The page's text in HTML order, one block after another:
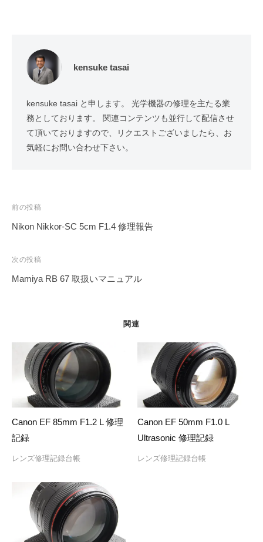
kensuke tasai
kensuke tasai と申します。 光学機器の修理を主たる業
務としております。 関連コンテンツも並行して配信させ
て頂いておりますので、リクエストございましたら、お
気軽にお問い合わせ下さい。
投
稿
ビ
ゲ
ン
前の投稿
Nikon Nikkor-SC 5cm F1.4 修理報告
次の投稿
Mamiya RB 67 取扱いマニュアル
関連
Canon EF 85mm F1.2 L 修理
記録
レンズ修理記録台帳
Canon EF 50mm F1.0 L
Ultrasonic 修理記録
レンズ修理記録台帳